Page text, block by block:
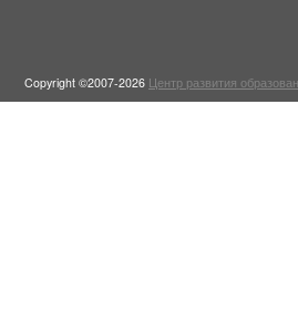
Copyright ©2007-2026 Центр развития